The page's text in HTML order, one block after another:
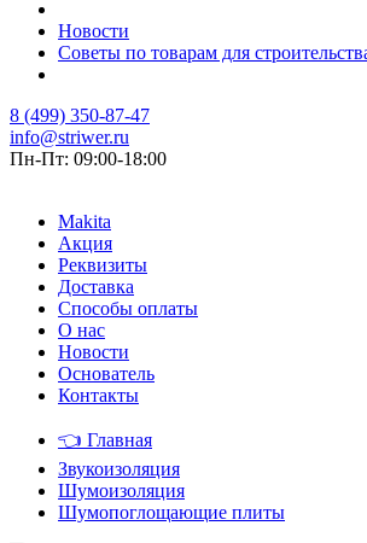
Новости
Советы по товарам для
8 (499) 350-87-47
info@striwer.ru
Пн-Пт: 09:00-18:00
Makita
Акция
Реквизиты
Доставка
Способы оплаты
О нас
Новости
Основатель
Контакты
👈 Главная
Звукоизоляция
Шумоизоляция
Шумопоглощающие плиты